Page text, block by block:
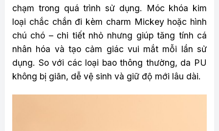
chạm trong quá trình sử dụng. Móc khóa kim
loại chắc chắn đi kèm charm Mickey hoặc hình
chú chó – chi tiết nhỏ nhưng giúp tăng tính cá
nhân hóa và tạo cảm giác vui mắt mỗi lần sử
dụng. So với các loại bao thông thường, da PU
không bị giãn, dễ vệ sinh và giữ độ mới lâu dài.